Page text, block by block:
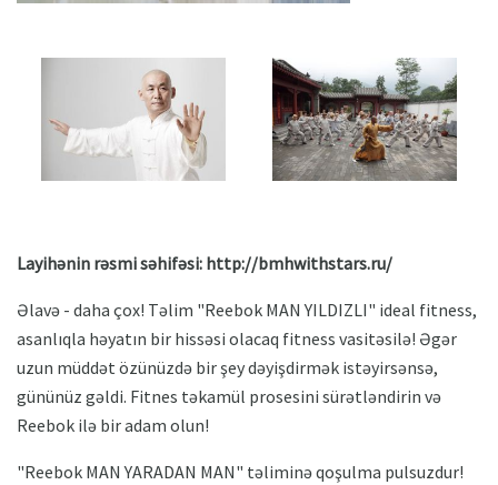
Layihənin rəsmi səhifəsi: http://bmhwithstars.ru/
Əlavə - daha çox! Təlim "Reebok MAN YILDIZLI" ideal fitness,
asanlıqla həyatın bir hissəsi olacaq fitness vasitəsilə! Əgər
uzun müddət özünüzdə bir şey dəyişdirmək istəyirsənsə,
gününüz gəldi. Fitnes təkamül prosesini sürətləndirin və
Reebok ilə bir adam olun!
"Reebok MAN YARADAN MAN" təliminə qoşulma pulsuzdur!